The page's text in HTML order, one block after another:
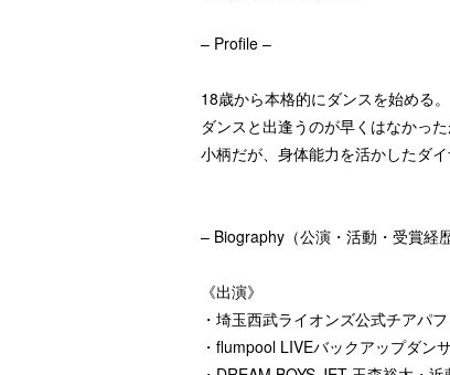
– Profile –
18歳から本格的にダンスを始める。
ダンスと出逢うのが早くはなかっ
小柄だが、身体能力を活かしたダ
– Biography（公演・活動・受賞経
《出演》
・埼玉西武ライオンズ公式チアパ
・flumpool LIVEバックアップダン